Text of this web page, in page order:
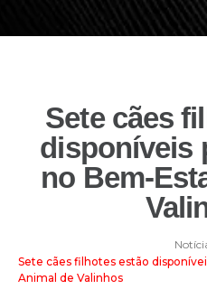
Sete cães
disponíveis
no Bem-
Sete cães filhotes estão
Animal de Valinhos